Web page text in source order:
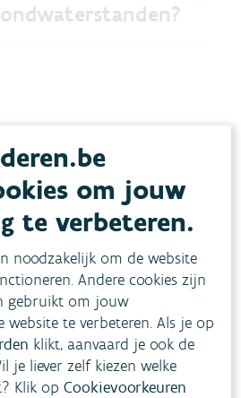
kaarten & cijfers
en evolutie doorheen de jaren
om jouw
te verbeteren.
noodzakelijk om de website
Andere cookies zijn
gebruikt om jouw
te verbeteren. Als je op
klikt, aanvaard je ook de
je liever zelf kiezen welke
Klik opCookievoorkeuren